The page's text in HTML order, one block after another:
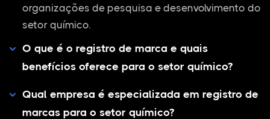
organizações de pesquisa e desenvolvimento do
setor químico.
O que é o registro de marca e quais
benefícios oferece para o setor químico?
Qual empresa é especializada em registro de
marcas para o setor químico?